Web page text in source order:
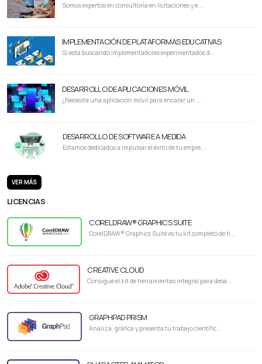
Somos expertos en consultoría en licitaciones y e...
IMPLEMENTACIÓN DE PLATAFORMAS EDUCATIVAS
Si está buscando implementadores experimentados d...
DESARROLLO DE APLICACIONES MÓVIL
¿Necesita una aplicación móvil para encarar un ...
DESARROLLO DE SOFTWARE A MEDIDA
Estamos dedicados a impulsar el éxito de tu empre...
VER MÁS
LICENCIAS
CORELDRAW® GRAPHICS SUITE
CorelDRAW® Graphics Suite es tu kit completo de h...
CREATIVE CLOUD
Consigue el kit de herramientas integral para desa...
GRAPHPAD PRISM
Analiza, gráfica y presenta tu trabajo científic...